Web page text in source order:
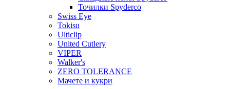
Точилки Spyderco
Swiss Eye
Tokisu
Ulticlip
United Cutlery
VIPER
Walker's
ZERO TOLERANCE
Мачете и кукри